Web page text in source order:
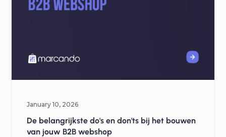
January 10, 2026
De belangrijkste do's en don'ts bij het bouwen
van jouw B2B webshop